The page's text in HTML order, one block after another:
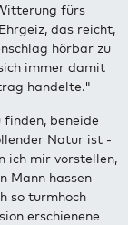
fürs
das reicht,
hörbar zu
immer damit
handelte."
beneide
Natur ist -
ich mir vorstellen,
Mann hassen
so turmhoch
erschienene